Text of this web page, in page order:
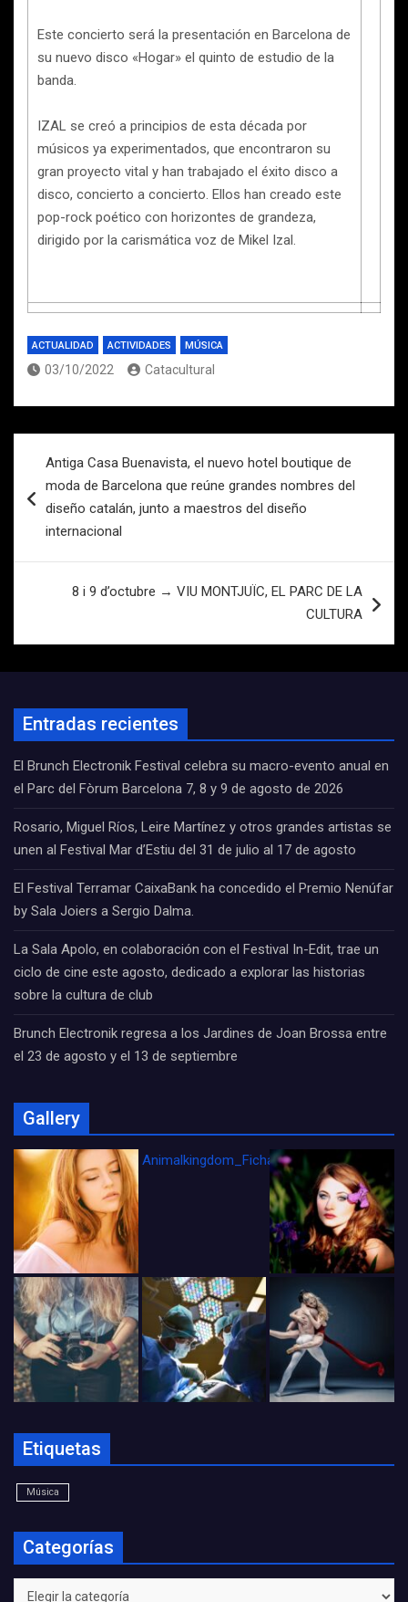
Este concierto será la presentación en Barcelona de
su nuevo disco «Hogar» el quinto de estudio de la
banda.
IZAL se creó a principios de esta década por
músicos ya experimentados, que encontraron su
gran proyecto vital y han trabajado el éxito disco a
disco, concierto a concierto. Ellos han creado este
pop-rock poético con horizontes de grandeza,
dirigido por la carismática voz de Mikel Izal.
ACTUALIDAD ACTIVIDADES MÚSICA
03/10/2022 Catacultural
entradas
Antiga Casa Buenavista, el nuevo hotel boutique de
moda de Barcelona que reúne grandes nombres del
diseño catalán, junto a maestros del diseño
internacional
8 i 9 d’octubre → VIU MONTJUÏC, EL PARC DE LA
CULTURA
Entradas recientes
El Brunch Electronik Festival celebra su macro-evento anual en
el Parc del Fòrum Barcelona 7, 8 y 9 de agosto de 2026
Rosario, Miguel Ríos, Leire Martínez y otros grandes artistas se
unen al Festival Mar d’Estiu del 31 de julio al 17 de agosto
El Festival Terramar CaixaBank ha concedido el Premio Nenúfar
by Sala Joiers a Sergio Dalma.
La Sala Apolo, en colaboración con el Festival In-Edit, trae un
ciclo de cine este agosto, dedicado a explorar las historias
sobre la cultura de club
Brunch Electronik regresa a los Jardines de Joan Brossa entre
el 23 de agosto y el 13 de septiembre
Gallery
Animalkingdom_FichaCine
Etiquetas
Música
Categorías
Categorías